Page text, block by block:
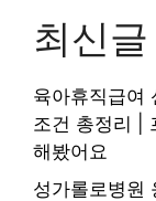
최신글
육아휴직급여
조건 총정리 |
해봤어요
성가롤로병원